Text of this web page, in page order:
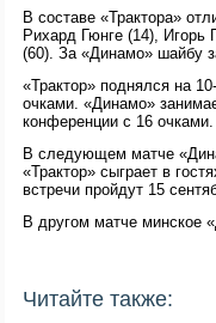
В составе «Трактора»
Рихард Гюнге (14),
(60). За «Динамо» шайбу
«Трактор» поднялся на
очками. «Динамо»
конференции с 16 очками.
В следующем матче
«Трактор» сыграет в
встречи пройдут 15
В другом матче минское
Читайте также: